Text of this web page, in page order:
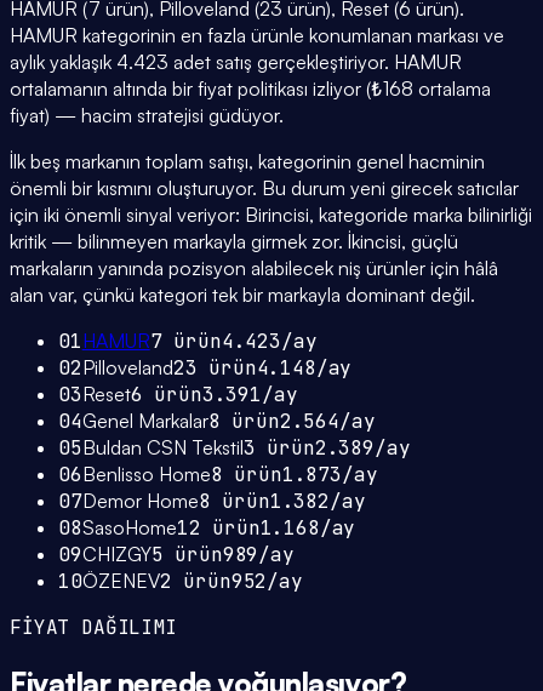
HAMUR (7 ürün), Pilloveland (23 ürün), Reset (6 ürün).
HAMUR kategorinin en fazla ürünle konumlanan markası ve
aylık yaklaşık 4.423 adet satış gerçekleştiriyor. HAMUR
ortalamanın altında bir fiyat politikası izliyor (₺168 ortalama
fiyat) — hacim stratejisi güdüyor.
İlk beş markanın toplam satışı, kategorinin genel hacminin
önemli bir kısmını oluşturuyor. Bu durum yeni girecek satıcılar
için iki önemli sinyal veriyor: Birincisi, kategoride marka bilinirliği
kritik — bilinmeyen markayla girmek zor. İkincisi, güçlü
markaların yanında pozisyon alabilecek niş ürünler için hâlâ
alan var, çünkü kategori tek bir markayla dominant değil.
01HAMUR7ürün4.423/ay
02Pilloveland23 ürün4.148/ay
03Reset6 ürün3.391/ay
04Genel Markalar8 ürün2.564/ay
05Buldan CSN Tekstil3 ürün2.389/ay
06Benlisso Home8 ürün1.873/ay
07Demor Home8 ürün1.382/ay
08SasoHome12 ürün1.168/ay
09CHIZGY5 ürün989/ay
10ÖZENEV2 ürün952/ay
FİYAT DAĞILIMI